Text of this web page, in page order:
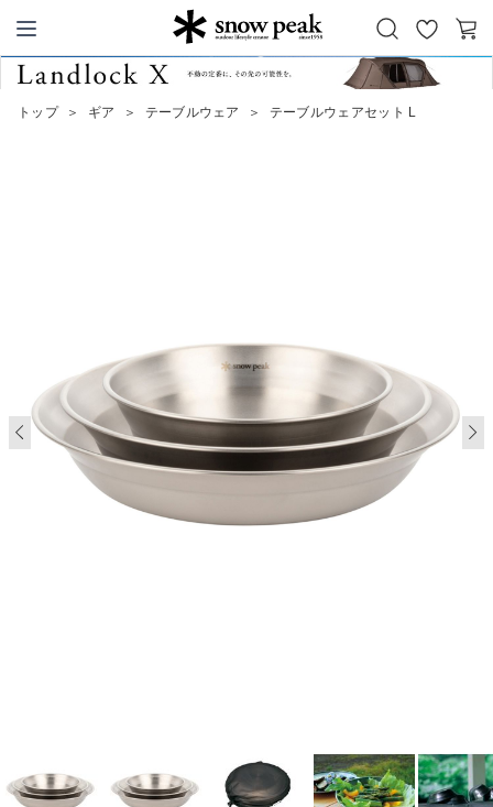
Snow Peak
お
気
カ
トップ ＞ ギア ＞ テーブルウェア ＞ テーブルウェアセット L